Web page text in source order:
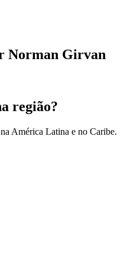
Norman Girvan
região?
América Latina e no Caribe.